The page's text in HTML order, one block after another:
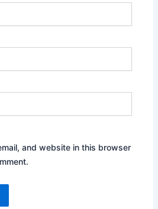
and website in this browser